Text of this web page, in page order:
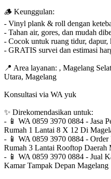
🪵 Keunggulan:
- Vinyl plank & roll dengan
- Tahan air, gores, dan mudah
- Cocok untuk ruang tidur, dapur,
- GRATIS survei dan estimasi
📍 Area layanan: , Magelang
Utara, Magelang
Konsultasi via WA yuk
✨ Direkomendasikan untuk:
- 📱 WA 0859 3970 0884 - Jasa
Rumah 1 Lantai 8 X 12 Di
- 📱 WA 0859 3970 0884 -
Rumah 3 Lantai Rooftop Daerah
- 📱 WA 0859 3970 0884 - Jual
Kamar Tampak Depan Magelang